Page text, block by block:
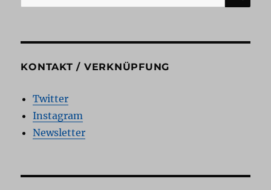
nach:
KONTAKT / VERKNÜPFUNG
Twitter
Instagram
Newsletter